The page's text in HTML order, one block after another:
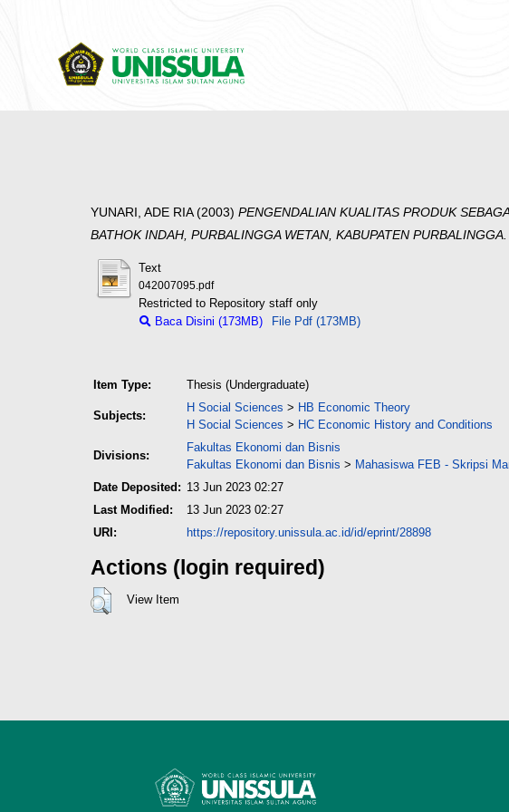
YUNARI, ADE RIA(2003) PENGENDALIAN KUALITAS PRODUK
BATHOK INDAH, PURBALINGGA WETAN, KABUPATEN PURBALINGGA.
Text
042007095.pdf
Restricted to Repository staff only
Baca Disini (173MB)
File Pdf (173MB)
Item Type: Thesis (Undergraduate)
Subjects:
H Social Sciences > HB Economic Theory
H Social Sciences > HC Economic History and Conditions
Divisions:
Fakultas Ekonomi dan Bisnis
Fakultas Ekonomi dan Bisnis > Mahasiswa FEB - Skripsi
Date Deposited: 13 Jun 2023 02:27
Last Modified:
13 Jun 2023 02:27
URI:
https://repository.unissula.ac.id/id/eprint/28898
Actions (login required)
View Item